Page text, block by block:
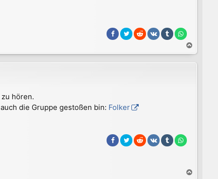
a
c
hören.
die Gruppe gestoßen bin: Folker